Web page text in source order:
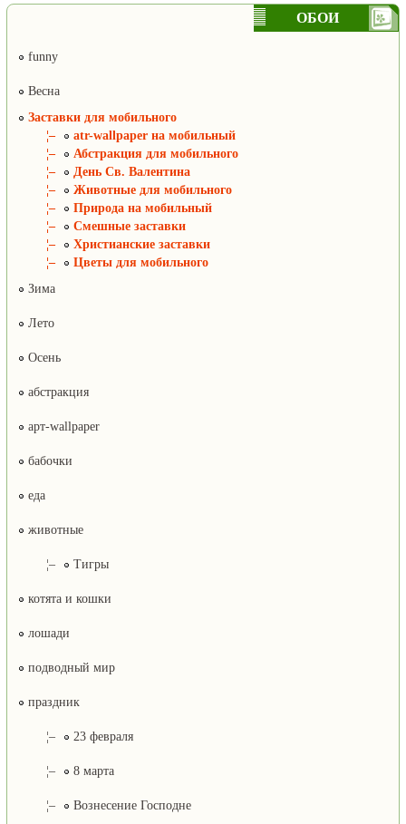
ОБОИ
funny
Весна
Заставки для мобильного
¦–
atr-wallpaper на мобильный
¦–
Абстракция для мобильного
¦–
День Св. Валентина
¦–
Животные для мобильного
¦–
Природа на мобильный
¦–
Смешные заставки
¦–
Христианские заставки
¦–
Цветы для мобильного
Зима
Лето
Осень
абстракция
арт-wallpaper
бабочки
еда
животные
¦– Тигры
котята и кошки
лошади
подводный мир
праздник
¦– 23 февраля
¦– 8 марта
¦– Вознесение Господне